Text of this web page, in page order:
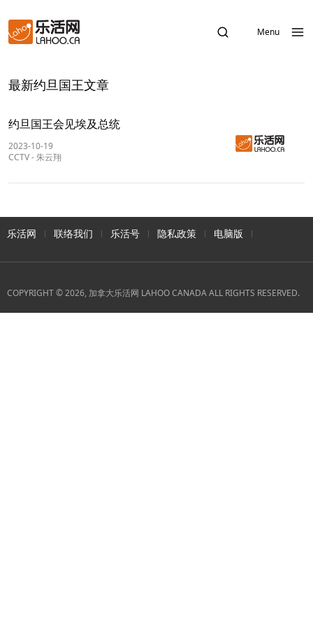
Menu
最新约旦国王文章
约旦国王会见埃及总统
2023-10-19
CCTV-朱云翔
乐活网 联络我们 乐活号 隐私政策 电脑版
COPYRIGHT © 2026, 加拿大乐活网 LAHOO CANADA ALL RIGHTS RESERVED.